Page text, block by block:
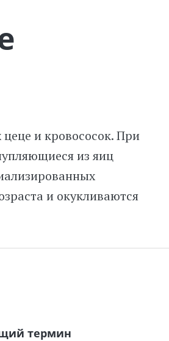
и кровососок. При
из яиц
и окукливаются
термин